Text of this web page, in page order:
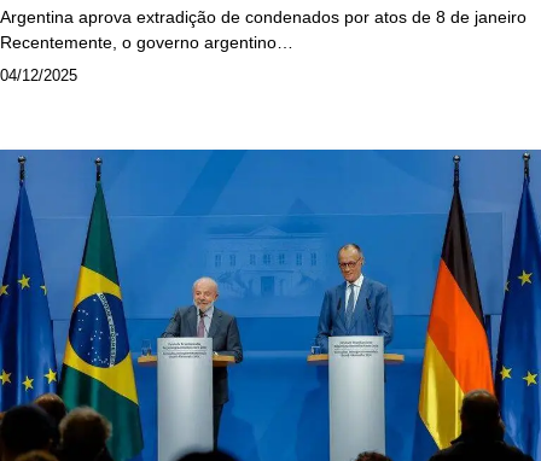
Argentina aprova extradição de condenados por atos de 8 de janeiro
Recentemente, o governo argentino…
04/12/2025